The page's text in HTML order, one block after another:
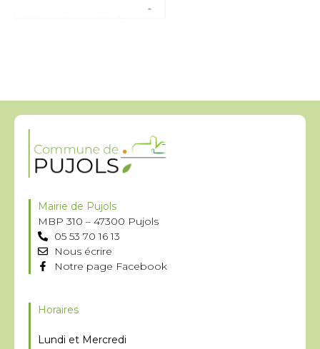
Mairie de Pujols
MBP 310 – 47300 Pujols
05 53 70 16 13
Nous écrire
Notre page Facebook
Horaires
Lundi et Mercredi